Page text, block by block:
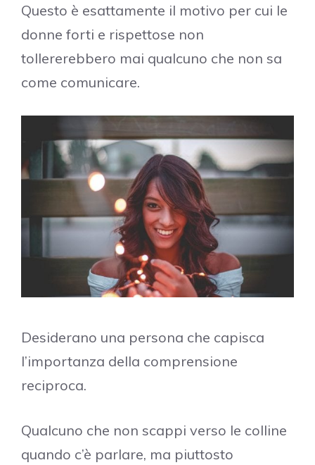
Questo è esattamente il motivo per cui le
donne forti e rispettose non
tollererebbero mai qualcuno che non sa
come comunicare.
Desiderano una persona che capisca
l’importanza della comprensione
reciproca.
Qualcuno che non scappi verso le colline
quando c’è parlare, ma piuttosto